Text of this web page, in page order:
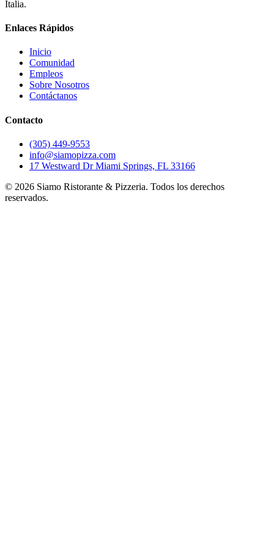
Italia.
Enlaces Rápidos
Inicio
Comunidad
Empleos
Sobre Nosotros
Contáctanos
Contacto
(305) 449-9553
info@siamopizza.com
17 Westward Dr Miami Springs, FL 33166
© 2026 Siamo Ristorante & Pizzeria. Todos los derechos
reservados.